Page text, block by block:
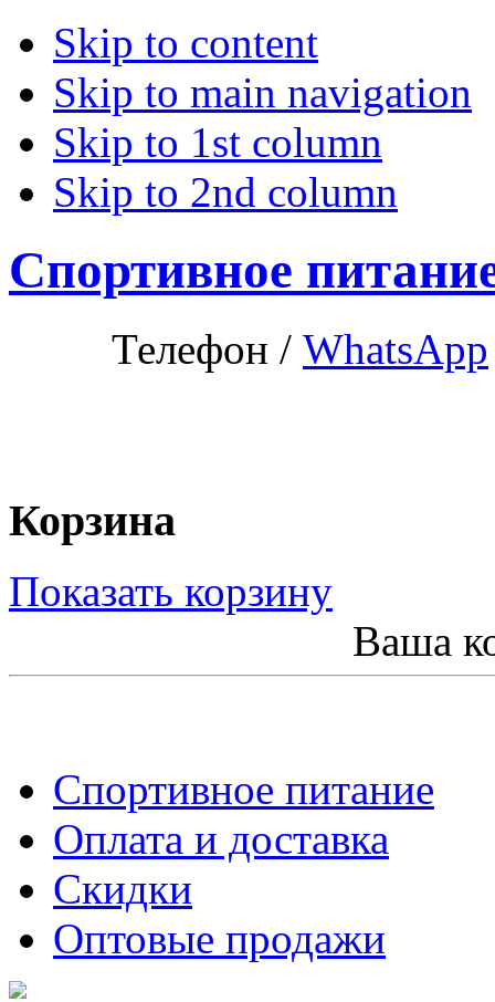
Skip to content
Skip to main navigation
Skip to 1st column
Skip to 2nd column
Спортивное
Телефон / WhatsApp
Корзина
Показать корзину
Ваша
Спортивное питание
Оплата и доставка
Скидки
Оптовые продажи